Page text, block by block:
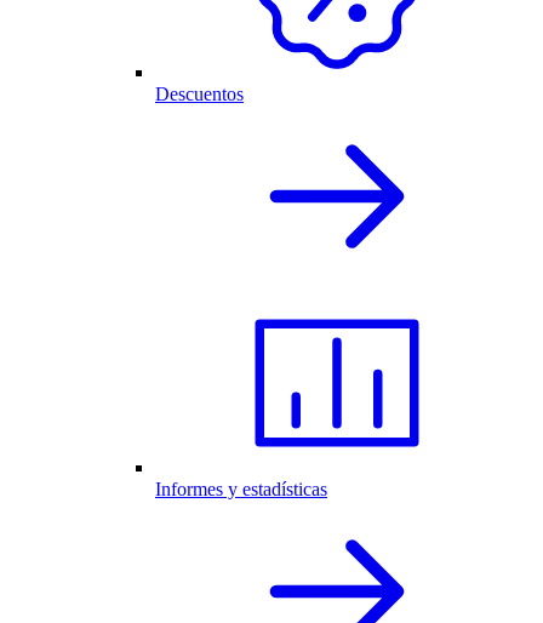
Descuentos
Informes y estadísticas